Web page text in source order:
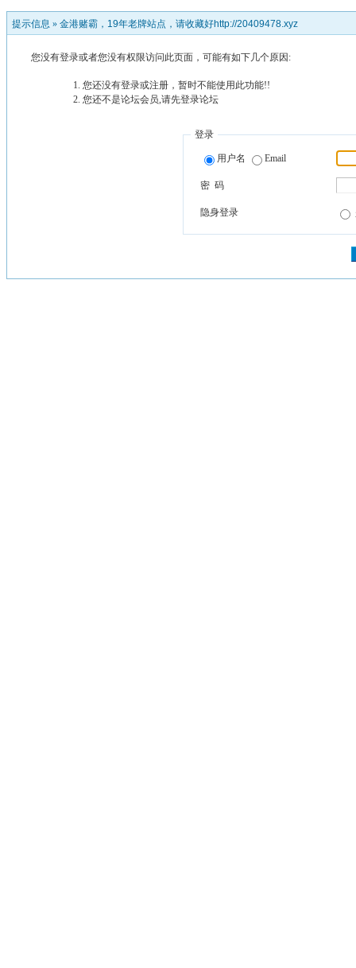
提示信息 » 金港赌霸，19年老牌站点，请收藏好http://20409478.xyz
您没有登录或者您没有权限访问此页面，可能有如下几个原因:
您还没有登录或注册，暂时不能使用此功能!!
您还不是论坛会员,请先登录论坛
登录
用户名 Email
密 码
隐身登录